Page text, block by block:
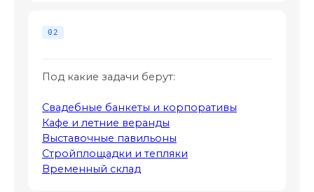
Под какие задачи берут:
Свадебные банкеты и корпоративы
Кафе и летние веранды
Выставочные павильоны
Стройплощадки и тепляки
Временный склад